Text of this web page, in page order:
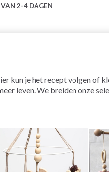
2-4 DAGEN
kun je het recept volgen of
leven. We breiden onze